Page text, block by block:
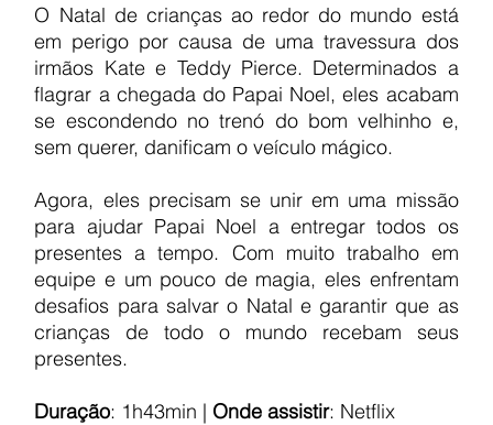
O Natal de crianças ao redor do mundo está
em perigo por causa de uma travessura dos
irmãos Kate e Teddy Pierce. Determinados a
flagrar a chegada do Papai Noel, eles acabam
se escondendo no trenó do bom velhinho e,
sem querer, danificam o veículo mágico.
Agora, eles precisam se unir em uma missão
para ajudar Papai Noel a entregar todos os
presentes a tempo. Com muito trabalho em
equipe e um pouco de magia, eles enfrentam
desafios para salvar o Natal e garantir que as
crianças de todo o mundo recebam seus
presentes.
Duração: 1h43min | Onde assistir: Netflix